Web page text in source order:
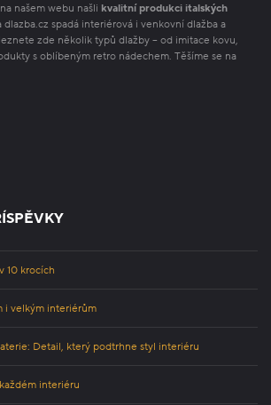
našem webu našli kvalitní produkci italských
spadá interiérová i venkovní dlažba a
zde několik typů dlažby – od imitace kovu,
s oblíbeným retro nádechem. Těšíme se na
10 krocích
i velkým interiérům
Detail, který podtrhne styl interiéru
interiéru